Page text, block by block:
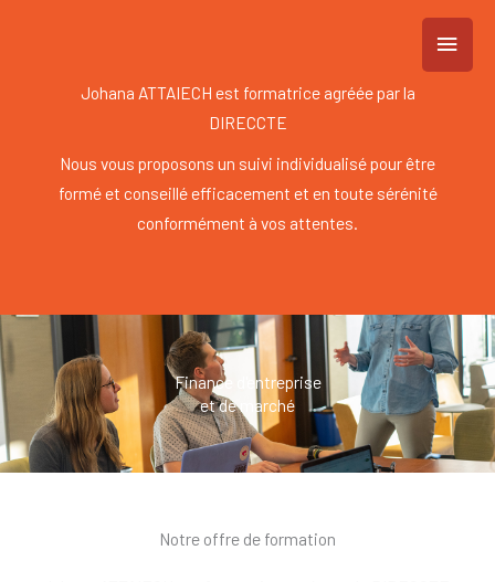
Johana ATTAIECH est formatrice agréée par la
DIRECCTE
Nous vous proposons un suivi individualisé pour être
formé et conseillé efficacement et en toute sérénité
conformément à vos attentes.
Finance d'entreprise
et de marché
Notre offre de formation